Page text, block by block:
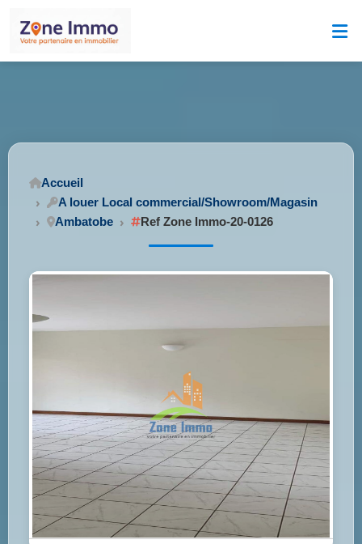
Accueil
A louer Local commercial/Showroom/Magasin
Ambatobe
Ref Zone Immo-20-0126